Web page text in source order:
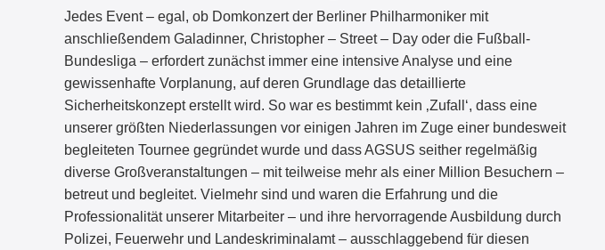
Jedes Event – egal, ob Domkonzert der Berliner Philharmoniker mit
anschließendem Galadinner, Christopher – Street – Day oder die Fußball-
Bundesliga – erfordert zunächst immer eine intensive Analyse und eine
gewissenhafte Vorplanung, auf deren Grundlage das detaillierte
Sicherheitskonzept erstellt wird. So war es bestimmt kein ‚Zufall‘, dass eine
unserer größten Niederlassungen vor einigen Jahren im Zuge einer bundesweit
begleiteten Tournee gegründet wurde und dass AGSUS seither regelmäßig
diverse Großveranstaltungen – mit teilweise mehr als einer Million Besuchern –
betreut und begleitet. Vielmehr sind und waren die Erfahrung und die
Professionalität unserer Mitarbeiter – und ihre hervorragende Ausbildung durch
Polizei, Feuerwehr und Landeskriminalamt – ausschlaggebend für diesen